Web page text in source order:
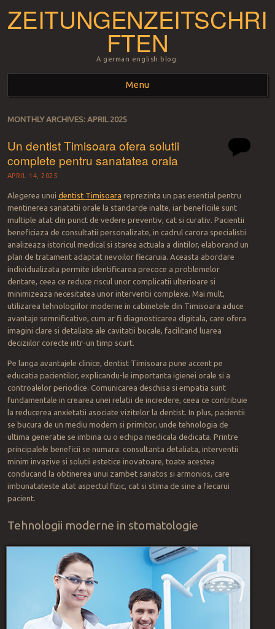
ZEITUNGENZEITSCHRI
FTEN
A german english blog.
Menu
Skip to content
MONTHLY ARCHIVES: APRIL 2025
Un dentist Timisoara ofera solutii
complete pentru sanatatea orala
APRIL 14, 2025
Alegerea unui dentist Timisoara reprezinta un pas esential pentru
mentinerea sanatatii orale la standarde inalte, iar beneficiile sunt
multiple atat din punct de vedere preventiv, cat si curativ. Pacientii
beneficiaza de consultatii personalizate, in cadrul carora specialistii
analizeaza istoricul medical si starea actuala a dintilor, elaborand un
plan de tratament adaptat nevoilor fiecaruia. Aceasta abordare
individualizata permite identificarea precoce a problemelor
dentare, ceea ce reduce riscul unor complicatii ulterioare si
minimizeaza necesitatea unor interventii complexe. Mai mult,
utilizarea tehnologiilor moderne in cabinetele din Timisoara aduce
avantaje semnificative, cum ar fi diagnosticarea digitala, care ofera
imagini clare si detaliate ale cavitatii bucale, facilitand luarea
deciziilor corecte intr-un timp scurt.
Pe langa avantajele clinice, dentist Timisoara pune accent pe
educatia pacientilor, explicandu-le importanta igienei orale si a
controalelor periodice. Comunicarea deschisa si empatia sunt
fundamentale in crearea unei relatii de incredere, ceea ce contribuie
la reducerea anxietatii asociate vizitelor la dentist. In plus, pacientii
se bucura de un mediu modern si primitor, unde tehnologia de
ultima generatie se imbina cu o echipa medicala dedicata. Printre
principalele beneficii se numara: consultanta detaliata, interventii
minim invazive si solutii estetice inovatoare, toate acestea
conducand la obtinerea unui zambet sanatos si armonios, care
imbunatateste atat aspectul fizic, cat si stima de sine a fiecarui
pacient.
Tehnologii moderne in stomatologie